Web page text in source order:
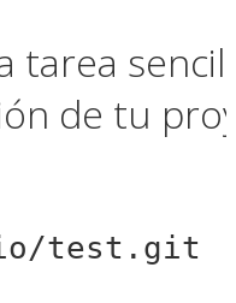
tarea
de tu
test.git